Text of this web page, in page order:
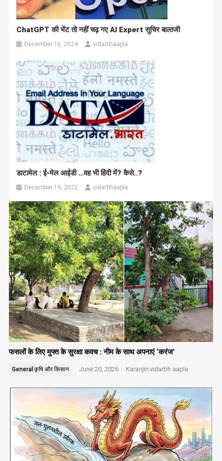
ChatGPT की भेंट तो नहीं चढ़ गए AI Expert सुचिर बालाजी
December 16, 2024 vidarbhaapla
डाटामेल : ई-मेल आईडी …वह भी हिंदी में? कैसे..?
December 19, 2022 vidarbhaapla
फसलों के लिए मुफ्त के सुरक्षा कवच : नीम के साथ अपनाएं ‘करंज’
General कृषि और किसान June 20, 2026 Karanjin vidarbh aapla